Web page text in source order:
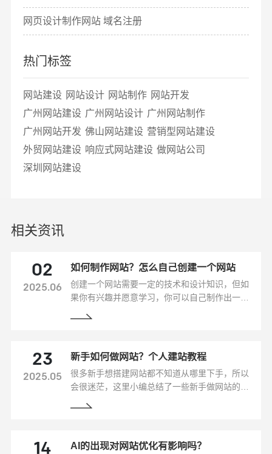
网页设计制作网站 域名注册
热门标签
网站建设 网站设计 网站制作 网站开发
广州网站建设 广州网站设计 广州网站制作
广州网站开发 佛山网站建设 营销型网站建设
外贸网站建设 响应式网站建设 做网站公司
深圳网站建设
相关资讯
02
2025.06
如何制作网站？怎么自己创建一个网站
创建一个网站需要一定的技术和设计知识，但如
果你有兴趣并愿意学习，你可以自己制作出一个
23
2025.05
新手如何做网站？个人建站教程
很多新手想搭建网站都不知道从哪里下手，所以
会很迷茫，这里小编总结了一些新手做网站的教
14 AI的出现对网站优化有影响吗？